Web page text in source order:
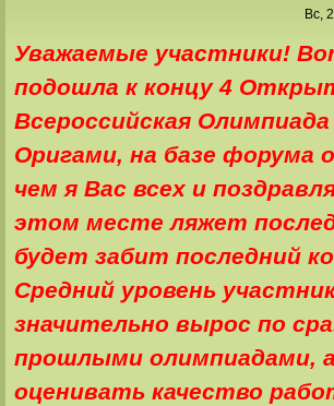
Вс,
Уважаемые участники!
подошла к концу 4
Всероссийская
Оригами, на базе форума
чем я Вас всех и
этом месте ляжет
будет забит последний
Средний уровень
значительно вырос по
прошлыми олимпиадами,
оценивать качество